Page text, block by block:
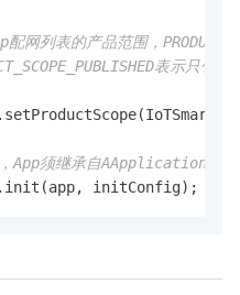
网列表的产品范围，
表示只包含
App须继承自AApplication，否